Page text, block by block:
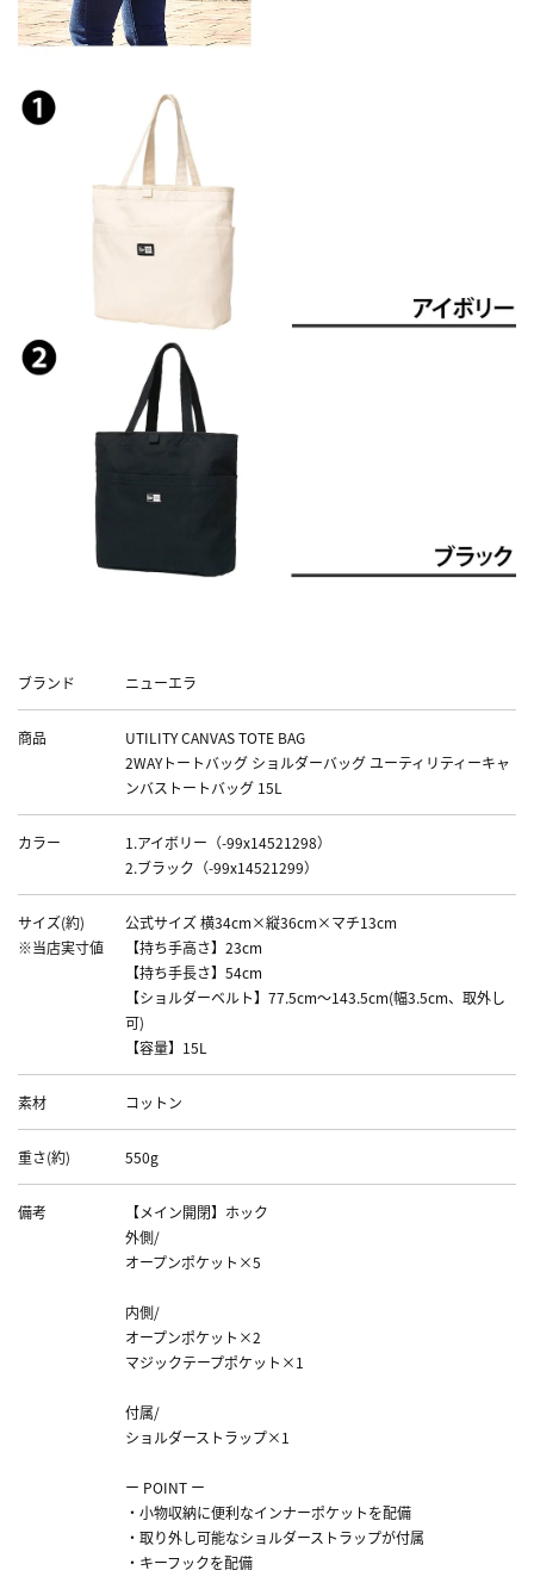
ブランド
ニューエラ
商品
UTILITY CANVAS TOTE BAG
2WAYトートバッグ ショルダーバッグ ユーティリティーキャ
ンバストートバッグ 15L
カラー
1.アイボリー（-99x14521298）
2.ブラック（-99x14521299）
サイズ(約)
※当店実寸値
公式サイズ 横34cm×縦36cm×マチ13cm
【持ち手高さ】23cm
【持ち手長さ】54cm
【ショルダーベルト】77.5cm～143.5cm(幅3.5cm、取外し
可)
【容量】15L
素材 コットン
重さ(約) 550g
備考
【メイン開閉】ホック
外側/
オープンポケット×5
内側/
オープンポケット×2
マジックテープポケット×1
付属/
ショルダーストラップ×1
ー POINT ー
・小物収納に便利なインナーポケットを配備
・取り外し可能なショルダーストラップが付属
・キーフックを配備